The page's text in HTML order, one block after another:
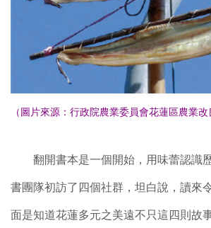
（圖片來源： 行政院農業委員會花蓮區農業改
翻開書本是一個開始，用味蕾認識
書團隊初訪了四個社群，坦白說，讀來
面是知道花蓮多元之美遠不只這四則故